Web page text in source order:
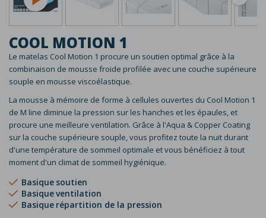
COOL MOTION 1
Le matelas Cool Motion 1 procure un soutien optimal grâce à la
combinaison de mousse froide profilée avec une couche supérieure
souple en mousse viscoélastique.
La mousse à mémoire de forme à cellules ouvertes du Cool Motion 1
de M line diminue la pression sur les hanches et les épaules, et
procure une meilleure ventilation. Grâce à l'Aqua & Copper Coating
sur la couche supérieure souple, vous profitez toute la nuit durant
d'une température de sommeil optimale et vous bénéficiez à tout
moment d'un climat de sommeil hygiénique.
Basique soutien
Basiqueventilation
Basique répartition de la pression